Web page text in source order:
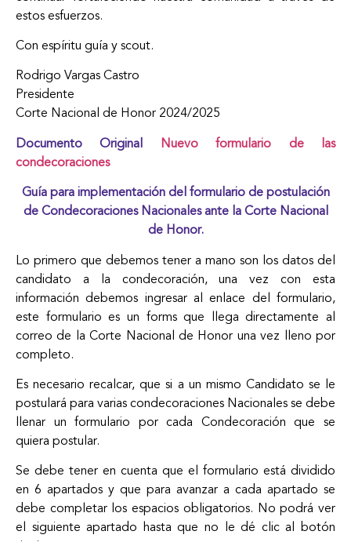
estos esfuerzos.
Con espíritu guía y scout.
Rodrigo Vargas Castro
Presidente
Corte Nacional de Honor 2024/2025
Documento Original
Nuevo formulario de las
condecoraciones
Guía para implementación del formulario de postulación
de Condecoraciones Nacionales ante la Corte Nacional
de Honor.
Lo primero que debemos tener a mano son los datos del
candidato a la condecoración, una vez con esta
información debemos ingresar al enlace del formulario,
este formulario es un forms que llega directamente al
correo de la Corte Nacional de Honor una vez lleno por
completo.
Es necesario recalcar, que si a un mismo Candidato se le
postulará para varias condecoraciones Nacionales se debe
llenar un formulario por cada Condecoración que se
quiera postular.
Se debe tener en cuenta que el formulario está dividido
en 6 apartados y que para avanzar a cada apartado se
debe completar los espacios obligatorios. No podrá ver
el siguiente apartado hasta que no le dé clic al botón